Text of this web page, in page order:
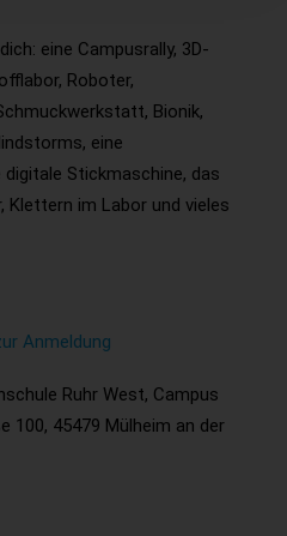
eine Campusrally, 3D-
Roboter,
Bionik,
eine
Stickmaschine, das
Klettern im Labor und vieles
Anmeldung
Ruhr West, Campus
100, 45479 Mülheim an der